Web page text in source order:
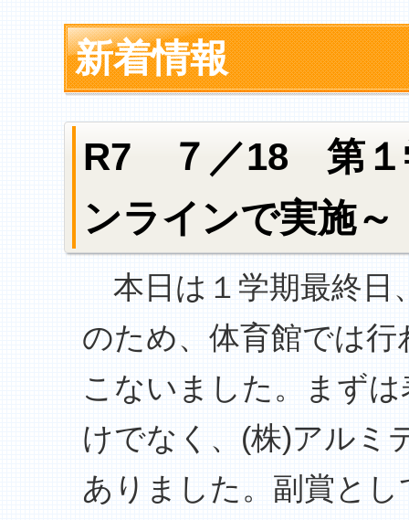
新着情報
R7 ７／18 第１
ンラインで実施～
本日は１学期最終日
のため、体育館では
こないました。まず
けでなく、(株)アルミ
ありました。副賞と